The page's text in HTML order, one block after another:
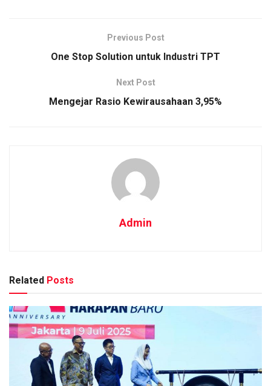
Previous Post
One Stop Solution untuk Industri TPT
Next Post
Mengejar Rasio Kewirausahaan 3,95%
Admin
Related Posts